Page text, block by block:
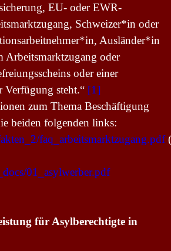
EU- oder EWR-
Schweizer*in oder
Ausländer*in
Arbeitsmarktzugang oder
oder einer
Verfügung steht.“ [1]
zum Thema Beschäftigung
beiden folgenden links:
faq_arbeitsmarktzugang.pdf
01_asylwerber.pdf
für Asylberechtigte in